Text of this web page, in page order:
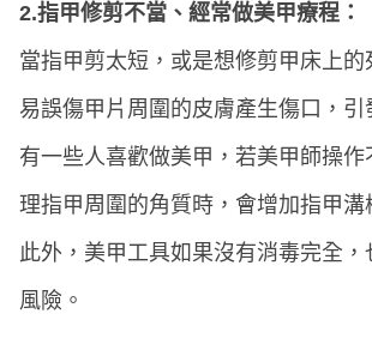
2.指甲修剪不當、經常做美甲療程：
當指甲剪太短，或是想修剪甲床上的
易誤傷甲片周圍的皮膚產生傷口，引
有一些人喜歡做美甲，若美甲師操
理指甲周圍的角質時，會增加指甲溝
此外，美甲工具如果沒有消毒完全，
風險。